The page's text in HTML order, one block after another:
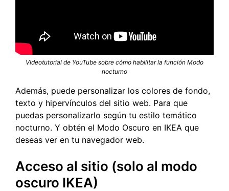
Videotutorial de YouTube sobre cómo habilitar la función Modo
nocturno
Además, puede personalizar los colores de fondo,
texto y hipervínculos del sitio web. Para que
puedas personalizarlo según tu estilo temático
nocturno. Y obtén el Modo Oscuro en IKEA que
deseas ver en tu navegador web.
Acceso al sitio (solo al modo
oscuro IKEA)